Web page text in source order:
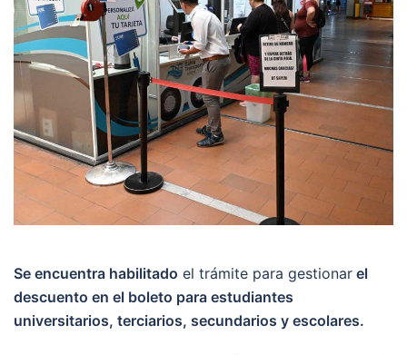
Se encuentra habilitado el trámite para gestionar el
descuento en el boleto para estudiantes
universitarios, terciarios, secundarios y escolares.